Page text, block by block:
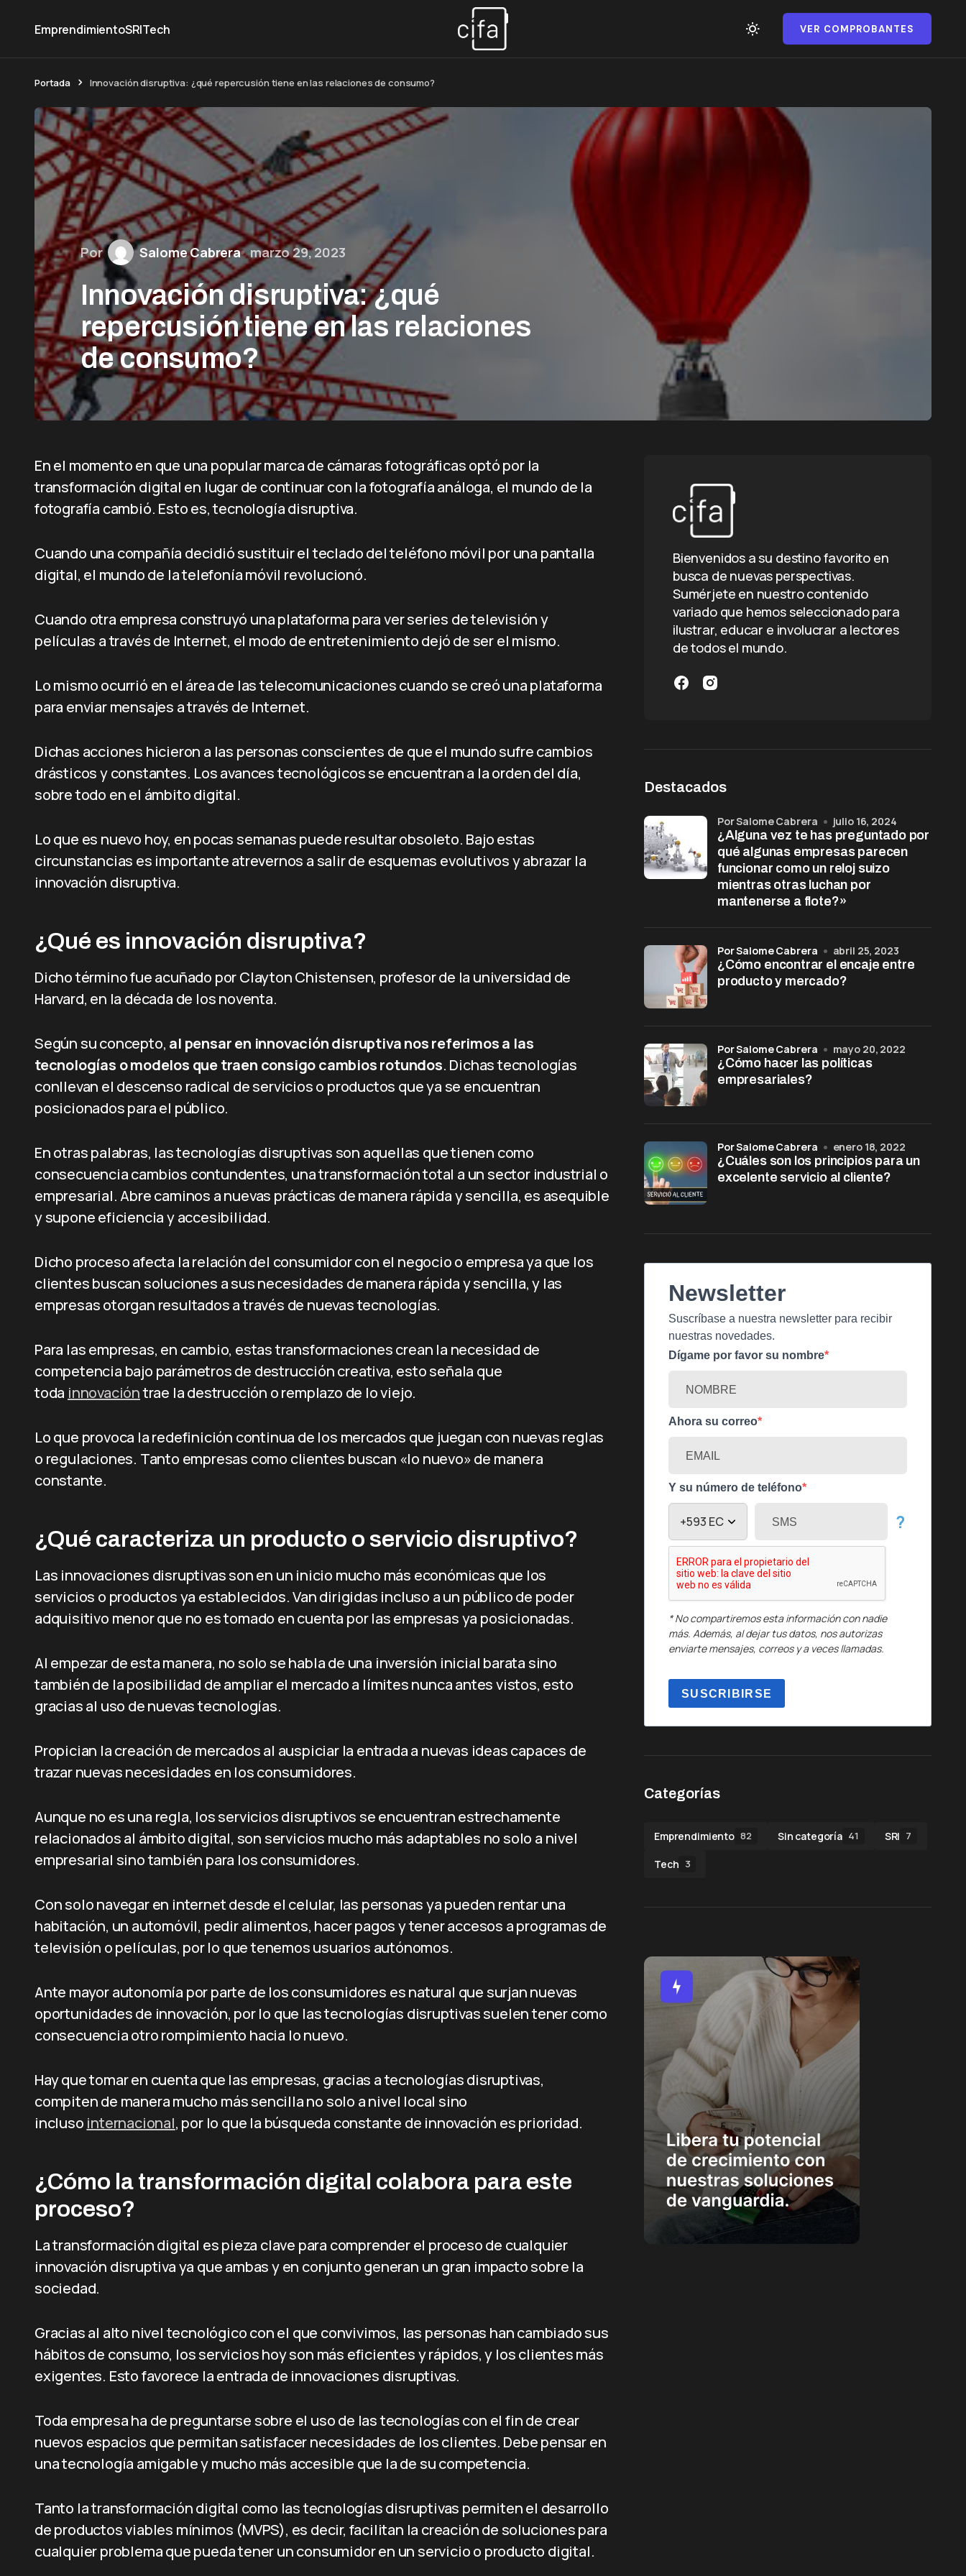
EmprendimientoSRITech VER COMPROBANTES
Portada Innovación disruptiva: ¿qué repercusión tiene en las relaciones de consumo?
Por Salome Cabrera marzo 29, 2023
Innovación disruptiva: ¿qué
repercusión tiene en las relaciones
de consumo?
En el momento en que una popular marca de cámaras fotográficas optó por la
transformación digital en lugar de continuar con la fotografía análoga, el mundo de la
fotografía cambió. Esto es, tecnología disruptiva.
Cuando una compañía decidió sustituir el teclado del teléfono móvil por una pantalla
digital, el mundo de la telefonía móvil revolucionó.
Cuando otra empresa construyó una plataforma para ver series de televisión y
películas a través de Internet, el modo de entretenimiento dejó de ser el mismo.
Lo mismo ocurrió en el área de las telecomunicaciones cuando se creó una plataforma
para enviar mensajes a través de Internet.
Dichas acciones hicieron a las personas conscientes de que el mundo sufre cambios
drásticos y constantes. Los avances tecnológicos se encuentran a la orden del día,
sobre todo en el ámbito digital.
Lo que es nuevo hoy, en pocas semanas puede resultar obsoleto. Bajo estas
circunstancias es importante atrevernos a salir de esquemas evolutivos y abrazar la
innovación disruptiva.
¿Qué es innovación disruptiva?
Dicho término fue acuñado por Clayton Chistensen, profesor de la universidad de
Harvard, en la década de los noventa.
Según su concepto, al pensar en innovación disruptiva nos referimos a las
tecnologías o modelos que traen consigo cambios rotundos. Dichas tecnologías
conllevan el descenso radical de servicios o productos que ya se encuentran
posicionados para el público.
En otras palabras, las tecnologías disruptivas son aquellas que tienen como
consecuencia cambios contundentes, una transformación total a un sector industrial o
empresarial. Abre caminos a nuevas prácticas de manera rápida y sencilla, es asequible
y supone eficiencia y accesibilidad.
Dicho proceso afecta la relación del consumidor con el negocio o empresa ya que los
clientes buscan soluciones a sus necesidades de manera rápida y sencilla, y las
empresas otorgan resultados a través de nuevas tecnologías.
Para las empresas, en cambio, estas transformaciones crean la necesidad de
competencia bajo parámetros de destrucción creativa, esto señala que
toda innovacióntrae la destrucción o remplazo de lo viejo.
Lo que provoca la redefinición continua de los mercados que juegan con nuevas reglas
o regulaciones. Tanto empresas como clientes buscan «lo nuevo» de manera
constante.
¿Qué caracteriza un producto o servicio disruptivo?
Las innovaciones disruptivas son en un inicio mucho más económicas que los
servicios o productos ya establecidos. Van dirigidas incluso a un público de poder
adquisitivo menor que no es tomado en cuenta por las empresas ya posicionadas.
Al empezar de esta manera, no solo se habla de una inversión inicial barata sino
también de la posibilidad de ampliar el mercado a límites nunca antes vistos, esto
gracias al uso de nuevas tecnologías.
Propician la creación de mercados al auspiciar la entrada a nuevas ideas capaces de
trazar nuevas necesidades en los consumidores.
Aunque no es una regla, los servicios disruptivos se encuentran estrechamente
relacionados al ámbito digital, son servicios mucho más adaptables no solo a nivel
empresarial sino también para los consumidores.
Con solo navegar en internet desde el celular, las personas ya pueden rentar una
habitación, un automóvil, pedir alimentos, hacer pagos y tener accesos a programas de
televisión o películas, por lo que tenemos usuarios autónomos.
Ante mayor autonomía por parte de los consumidores es natural que surjan nuevas
oportunidades de innovación, por lo que las tecnologías disruptivas suelen tener como
consecuencia otro rompimiento hacia lo nuevo.
Hay que tomar en cuenta que las empresas, gracias a tecnologías disruptivas,
compiten de manera mucho más sencilla no solo a nivel local sino
incluso internacional, por lo que la búsqueda constante de innovación es prioridad.
¿Cómo la transformación digital colabora para este
proceso?
La transformación digital es pieza clave para comprender el proceso de cualquier
innovación disruptiva ya que ambas y en conjunto generan un gran impacto sobre la
sociedad.
Gracias al alto nivel tecnológico con el que convivimos, las personas han cambiado sus
hábitos de consumo, los servicios hoy son más eficientes y rápidos, y los clientes más
exigentes. Esto favorece la entrada de innovaciones disruptivas.
Toda empresa ha de preguntarse sobre el uso de las tecnologías con el fin de crear
nuevos espacios que permitan satisfacer necesidades de los clientes. Debe pensar en
una tecnología amigable y mucho más accesible que la de su competencia.
Tanto la transformación digital como las tecnologías disruptivas permiten el desarrollo
de productos viables mínimos (MVPS), es decir, facilitan la creación de soluciones para
cualquier problema que pueda tener un consumidor en un servicio o producto digital.
Bienvenidos a su destino favorito en
busca de nuevas perspectivas.
Sumérjete en nuestro contenido
variado que hemos seleccionado para
ilustrar, educar e involucrar a lectores
de todos el mundo.
Destacados
¿Alguna vez te has preguntado por
qué algunas empresas parecen
funcionar como un reloj suizo
mientras otras luchan por
mantenerse a flote?»
por Salome Cabrera julio 16, 2024
¿Cómo encontrar el encaje entre
producto y mercado?
por Salome Cabrera abril 25, 2023
¿Cómo hacer las políticas
empresariales?
por Salome Cabrera mayo 20, 2022
¿Cuáles son los principios para un
excelente servicio al cliente?
por Salome Cabrera enero 18, 2022
Newsletter
Suscríbase a nuestra newsletter para recibir
nuestras novedades.
Dígame por favor su nombre
Ahora su correo
Y su número de teléfono
?
* No compartiremos esta información con nadie
más. Además, al dejar tus datos, nos autorizas
enviarte mensajes, correos y a veces llamadas.
SUSCRIBIRSE
Categorías
Emprendimiento 82 Sin categoría 41 SRI 7
Tech 3